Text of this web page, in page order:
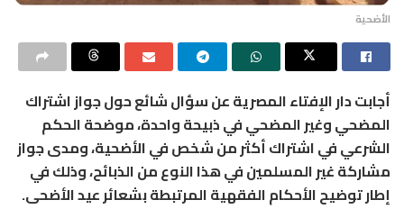
الأضحية
أجابت دار الإفتاء المصرية عن سؤال شائع حول جواز اشتراك
المضحي وغير المضحي في ذبيحة واحدة، موضحة الحكم
الشرعي في اشتراك أكثر من شخص في الأضحية، ومدى جواز
مشاركة غير المسلمين في هذا النوع من الذبائح، وذلك في
إطار توضيح الأحكام الفقهية المرتبطة بشعائر عيد الأضحى.